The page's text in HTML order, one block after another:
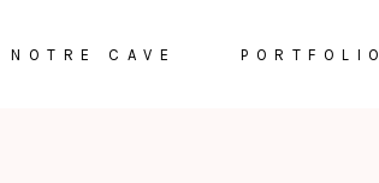
NOTRE CAVE PORTFOLIO